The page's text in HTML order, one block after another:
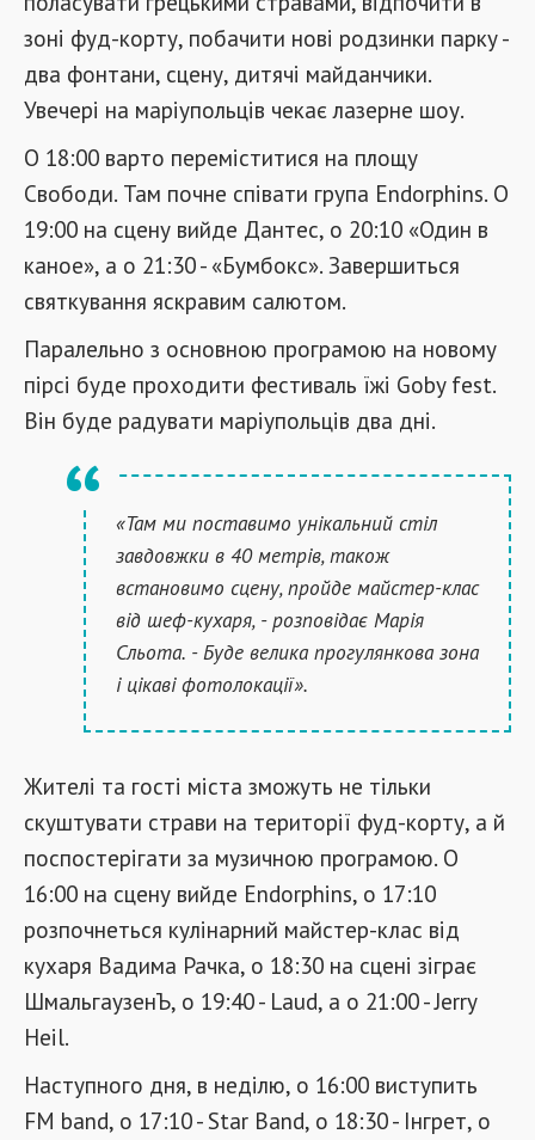
зоні фуд-корту, побачити нові родзинки парку -
два фонтани, сцену, дитячі майданчики.
Увечері на маріупольців чекає лазерне шоу.
О 18:00 варто переміститися на площу
Свободи. Там почне співати група Endorphins. О
19:00 на сцену вийде Дантес, о 20:10 «Один в
каное», а о 21:30 - «Бумбокс». Завершиться
святкування яскравим салютом.
Паралельно з основною програмою на новому
пірсі буде проходити фестиваль їжі Goby fest.
Він буде радувати маріупольців два дні.
«Там ми поставимо унікальний стіл
завдовжки в 40 метрів, також
встановимо сцену, пройде майстер-клас
від шеф-кухаря, - розповідає Марія
Сльота. - Буде велика прогулянкова зона
і цікаві фотолокації».
Жителі та гості міста зможуть не тільки
скуштувати страви на території фуд-корту, а й
поспостерігати за музичною програмою. О
16:00 на сцену вийде Endorphins, о 17:10
розпочнеться кулінарний майстер-клас від
кухаря Вадима Рачка, о 18:30 на сцені зіграє
ШмальгаузенЪ, о 19:40 - Laud, а о 21:00 - Jerry
Heil.
Наступного дня, в неділю, о 16:00 виступить
FM band, о 17:10 - Star Band, о 18:30 - Інгрет, о